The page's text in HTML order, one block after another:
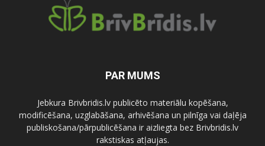
PAR MUMS
Jebkura Brivbridis.lv publicēto materiālu kopēšana,
modificēšana, uzglabāšana, arhivēšana un pilnīga vai daļēja
publiskošana/pārpublicēšana ir aizliegta bez Brivbridis.lv
rakstiskas atļaujas.